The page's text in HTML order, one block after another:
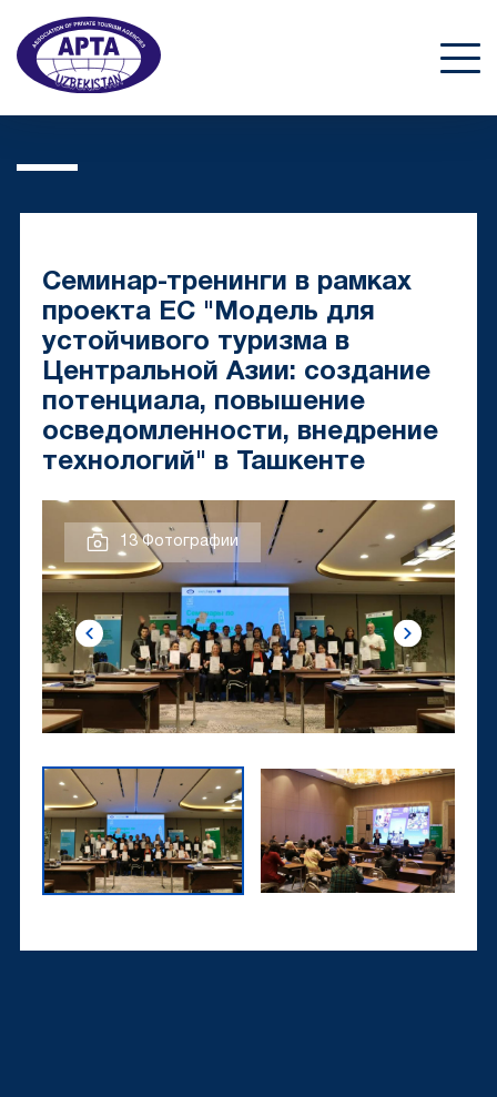
Семинар-тренинги в рамках
проекта ЕС "Модель для
устойчивого туризма в
Центральной Азии: создание
потенциала, повышение
осведомленности, внедрение
технологий" в Ташкенте
13 Фотографии